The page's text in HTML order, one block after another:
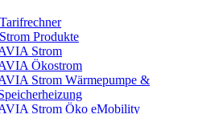
Produkte
Strom
Ökostrom
Strom Wärmepumpe &
Strom Öko eMobility